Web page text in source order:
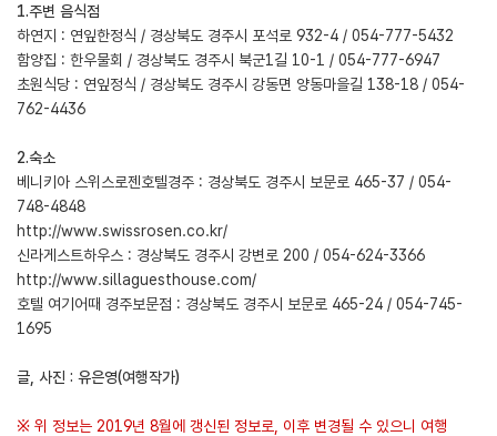
1.주변 음식점
하연지 : 연잎한정식 / 경상북도 경주시 포석로 932-4 / 054-777-5432
함양집 : 한우물회 / 경상북도 경주시 북군1길 10-1 / 054-777-6947
초원식당 : 연잎정식 / 경상북도 경주시 강동면 양동마을길 138-18 / 054-
762-4436
2.숙소
베니키아 스위스로젠호텔경주 : 경상북도 경주시 보문로 465-37 / 054-
748-4848
http://www.swissrosen.co.kr/
신라게스트하우스 : 경상북도 경주시 강변로 200 / 054-624-3366
http://www.sillaguesthouse.com/
호텔 여기어때 경주보문점 : 경상북도 경주시 보문로 465-24 / 054-745-
1695
글, 사진 : 유은영(여행작가)
※ 위 정보는 2019년 8월에 갱신된 정보로, 이후 변경될 수 있으니 여행